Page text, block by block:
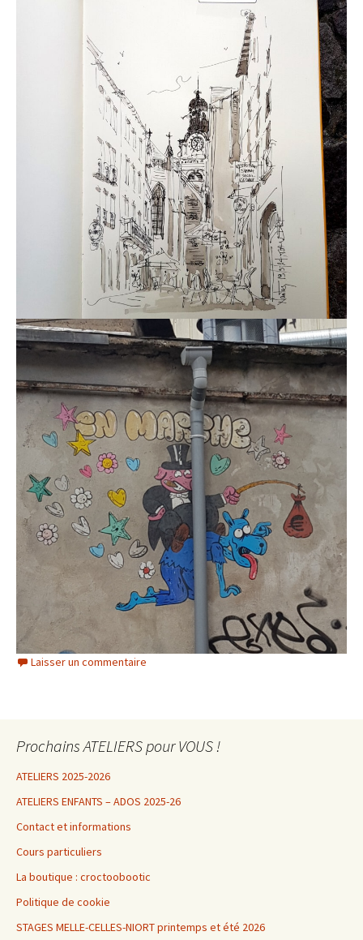
Laisser un commentaire
Prochains ATELIERS pour VOUS !
ATELIERS 2025-2026
ATELIERS ENFANTS – ADOS 2025-26
Contact et informations
Cours particuliers
La boutique : croctoobootic
Politique de cookie
STAGES MELLE-CELLES-NIORT printemps et été 2026